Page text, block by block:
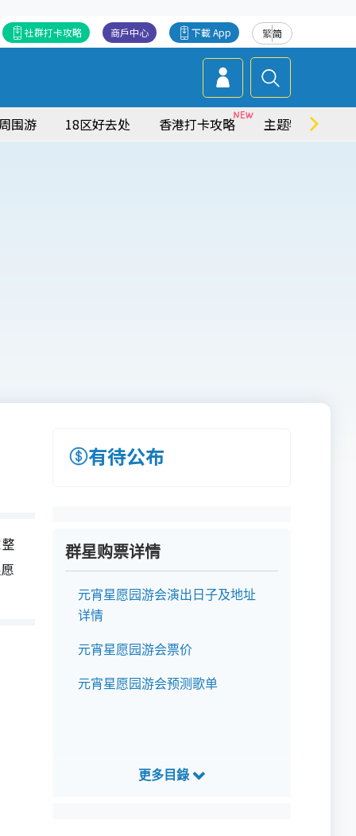
繁简
下載 App
商戶中心
社群打卡攻略
围游 18区好去处 香港打卡攻略 主题特集
有待公布
群星购票详情
元宵星愿园游会演出日子及地址
详情
元宵星愿园游会票价
元宵星愿园游会预测歌单